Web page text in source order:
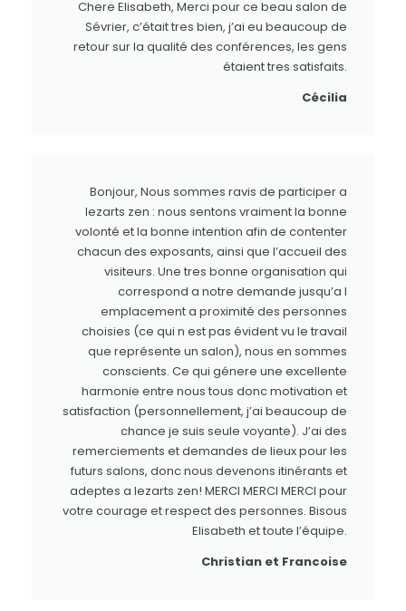
Chere Elisabeth, Merci pour ce beau salon de
Sévrier, c’était tres bien, j’ai eu beaucoup de
retour sur la qualité des conférences, les gens
étaient tres satisfaits.
Cécilia
Bonjour, Nous sommes ravis de participer a
lezarts zen : nous sentons vraiment la bonne
volonté et la bonne intention afin de contenter
chacun des exposants, ainsi que l’accueil des
visiteurs. Une tres bonne organisation qui
correspond a notre demande jusqu’a l
emplacement a proximité des personnes
choisies (ce qui n est pas évident vu le travail
que représente un salon), nous en sommes
conscients. Ce qui génere une excellente
harmonie entre nous tous donc motivation et
satisfaction (personnellement, j’ai beaucoup de
chance je suis seule voyante). J’ai des
remerciements et demandes de lieux pour les
futurs salons, donc nous devenons itinérants et
adeptes a lezarts zen! MERCI MERCI MERCI pour
votre courage et respect des personnes. Bisous
Elisabeth et toute l’équipe.
Christian et Francoise